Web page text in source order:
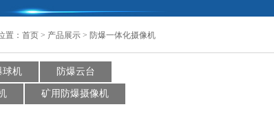
置： 首页 > 产品展示 > 防爆一体化摄像机
球机 防爆云台
矿用防爆摄像机